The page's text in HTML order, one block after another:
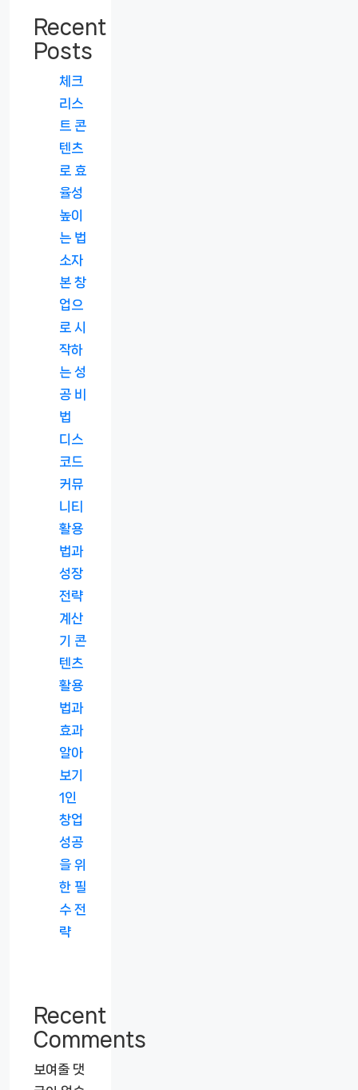
Recent
Posts
체크
리스
트 콘
텐츠
로 효
율성
높이
는 법
소자
본 창
업으
로 시
작하
는 성
공 비
법
디스
코드
커뮤
니티
활용
법과
성장
전략
계산
기 콘
텐츠
활용
법과
효과
알아
보기
1인
창업
성공
을 위
한 필
수 전
략
Recent
Comments
보여줄 댓